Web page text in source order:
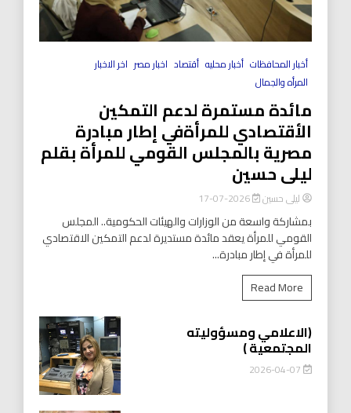
أخبار المحافظات أخبار محليه أقتصاد اخبار مصر اخر الاخبار
المرأه والجمال
مائدة مستمرة لدعم التمكين
الأقتصادي للمرأةفي إطار مبادرة
مصرية بالمجلس القومي للمرأة بقلم
ليلى حسين
ليلى حسين 2026-07-17
بمشاركة واسعة من الوزارات والهيئات الحكومية.. المجلس
القومي للمرأة يعقد مائدة مستديرة لدعم التمكين الاقتصادي
للمرأة في إطار مبادرة...
Read More
(الاعلامي ومسؤوليته
المجتمعية )
2026-04-07